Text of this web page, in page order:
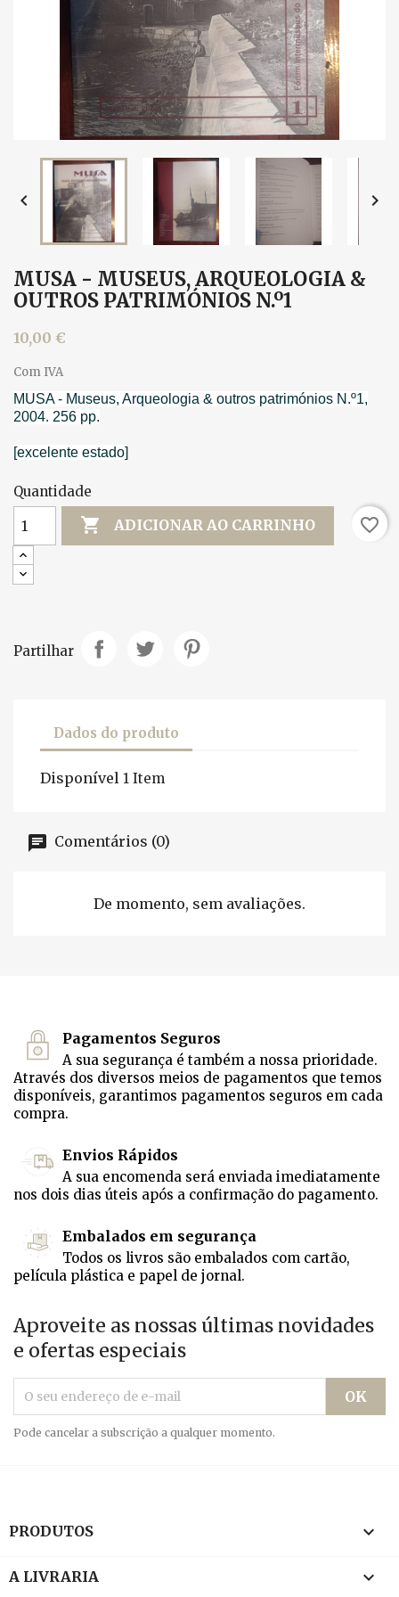
 
MUSA - MUSEUS, ARQUEOLOGIA &
OUTROS PATRIMÓNIOS N.º1
10,00 €
Com IVA
MUSA - Museus, Arqueologia & outros patrimónios N.º1,
2004. 256 pp.
[excelente estado]
Quantidade
 ADICIONAR AO CARRINHO favorite_border
Partilhar
Dados do produto
Disponível 1 Item
Comentários (0)
De momento, sem avaliações.
Pagamentos Seguros
A sua segurança é também a nossa prioridade.
Através dos diversos meios de pagamentos que temos
disponíveis, garantimos pagamentos seguros em cada
compra.
Envios Rápidos
A sua encomenda será enviada imediatamente
nos dois dias úteis após a confirmação do pagamento.
Embalados em segurança
Todos os livros são embalados com cartão,
película plástica e papel de jornal.
Aproveite as nossas últimas novidades
e ofertas especiais
Pode cancelar a subscrição a qualquer momento.
PRODUTOS 
A LIVRARIA 